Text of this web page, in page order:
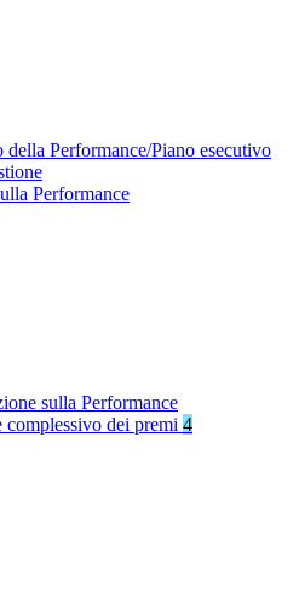
della Performance/Piano esecutivo
Performance
sulla Performance
complessivo dei premi 4